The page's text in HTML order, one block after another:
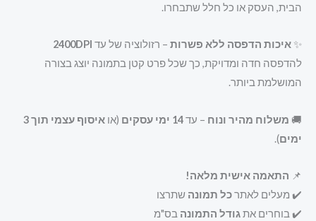
הבית, העסק או כל חלל שתבחרו.
✨ איכות הדפסה ללא פשרות – רזולוציה של עד 2400DPI
להדפסה חדה ומדויקת, כך שכל פרט קטן בתמונה יוצג בצורה
המושלמת ביותר.
🚚 משלוח מהיר ונוח – עד14 ימי עסקים (או
איסוף עצמי תוך 3
ימים).
📌 התאמה אישית מלאה!
✔️ מעלים לאתרכל תמונה שתרצו
✔️ בוחרים אתגודל התמונה בס"מ